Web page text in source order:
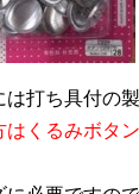
打ち具付の
はくるみボタ